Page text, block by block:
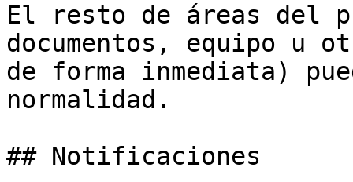
El resto de áreas del
documentos, equipo u
de forma inmediata)
normalidad.
## Notificaciones